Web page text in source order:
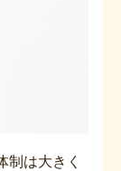
制は大きく